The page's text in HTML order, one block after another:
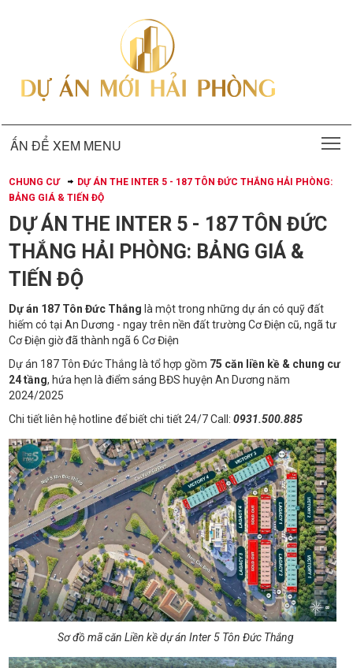
ẤN ĐỂ XEM MENU
CHUNG CƯ
DỰ ÁN THE INTER 5 - 187 TÔN ĐỨC THẮNG HẢI PHÒNG:
BẢNG GIÁ & TIẾN ĐỘ
DỰ ÁN THE INTER 5 - 187 TÔN ĐỨC
THẮNG HẢI PHÒNG: BẢNG GIÁ &
TIẾN ĐỘ
Dự án 187 Tôn Đức Thắng là một trong những dự án có quỹ đất
hiếm có tại An Dương - ngay trên nền đất trường Cơ Điện cũ, ngã tư
Cơ Điện giờ đã thành ngã 6 Cơ Điện
Dự án 187 Tôn Đức Thắng là tổ hợp gồm 75 căn liền kề & chung cư
24 tầng, hứa hẹn là điểm sáng BĐS huyện An Dương năm
2024/2025
Chi tiết liên hệ hotline để biết chi tiết 24/7 Call: 0931.500.885
Sơ đồ mã căn Liền kề dự án Inter 5 Tôn Đức Thắng